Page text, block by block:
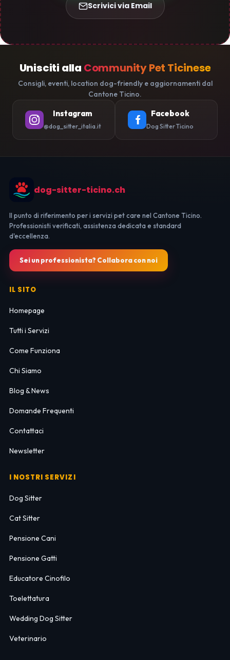
Scrivici via Email
Unisciti alla Community Pet Ticinese
Consigli, eventi, location dog-friendly e aggiornamenti dal
Cantone Ticino.
Instagram
@dog_sitter_italia.it
Facebook
Dog Sitter Ticino
dog-sitter-ticino.ch
Il punto di riferimento per i servizi pet care nel Cantone Ticino.
Professionisti verificati, assistenza dedicata e standard
d'eccellenza.
Sei un professionista? Collabora con noi
IL SITO
Homepage
Tutti i Servizi
Come Funziona
Chi Siamo
Blog & News
Domande Frequenti
Contattaci
Newsletter
I NOSTRI SERVIZI
Dog Sitter
Cat Sitter
Pensione Cani
Pensione Gatti
Educatore Cinofilo
Toelettatura
Wedding Dog Sitter
Veterinario